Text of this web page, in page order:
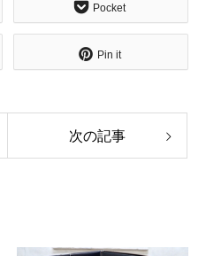
Pocket
Pin it
次の記事